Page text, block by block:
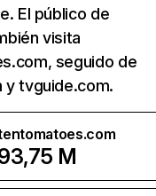
El público de
visita
seguido de
y tvguide.com.
M